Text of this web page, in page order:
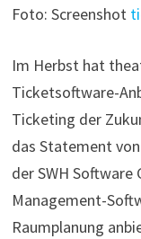
Foto: Screenshot
Im Herbst hat
Ticketsoftware-
Ticketing der
das Statement
der SWH Software
Management-
Raumplanung